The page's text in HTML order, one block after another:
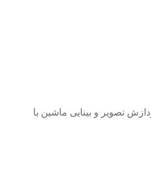
تصویر و بینایی ماشین با